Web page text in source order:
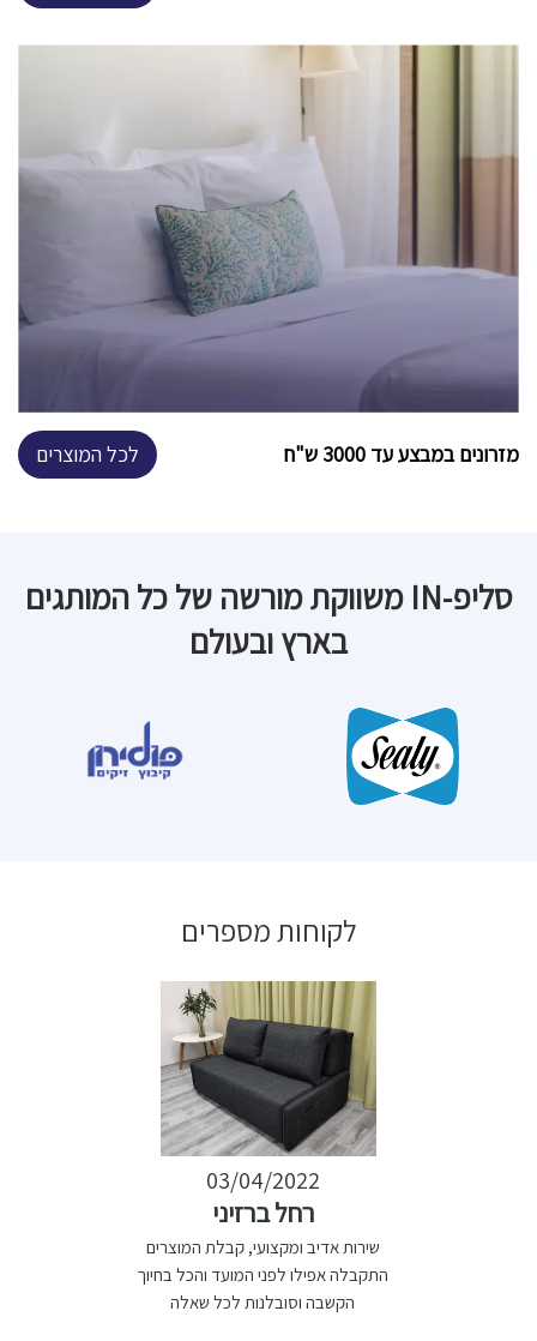
לכל המוצרים מזרונים במבצע עד 3000 ש"ח
סליפ-IN משווקת מורשה של כל המותגים
בארץ ובעולם
לקוחות מספרים
03/04/2022
רחל ברזיני
שירות אדיב ומקצועי, קבלת המוצרים
התקבלה אפילו לפני המועד והכל בחיוך
הקשבה וסובלנות לכל שאלה